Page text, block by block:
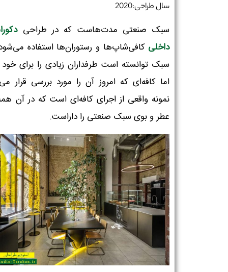
سال طراحی:2020
سبک صنعتی مدت‌هاست که در طراحی
داخلی کافی‌شاپ‌ها و رستوران‌ها استفاده
سبک توانسته است طرفداران زیادی را برای خود
اما کافه‌ای که امروز آن را مورد بررسی قرار
نمونه واقعی از اجرای کافه‌ای است که در آن
عطر و بوی سبک صنعتی را داراست.